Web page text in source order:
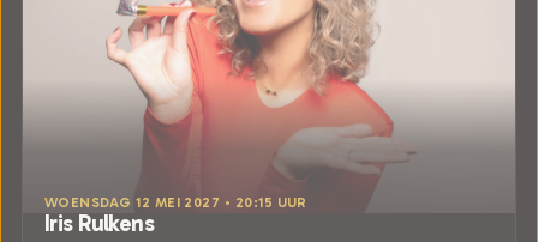
WOENSDAG 12 MEI 2027 • 20:15 UUR
Iris Rulkens